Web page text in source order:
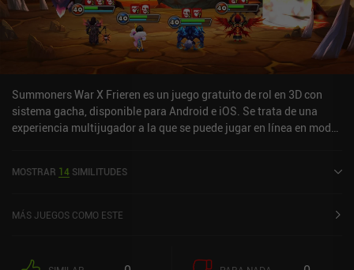
Summoners War X Frieren es un juego gratuito de rol en 3D con
sistema gacha, disponible para Android e iOS. Se trata de una
experiencia multijugador a la que se puede jugar en línea en modo
Play y de 4,2 sobre 5,0 en la App Store de iOS.
MOSTRAR 14 SIMILITUDES
MÁS JUEGOS COMO ESTE